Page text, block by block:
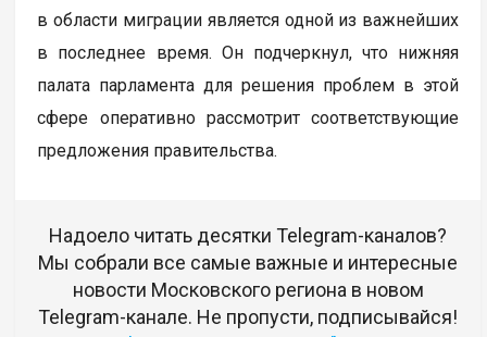
в области миграции является одной из важнейших
в последнее время. Он подчеркнул, что нижняя
палата парламента для решения проблем в этой
сфере оперативно рассмотрит соответствующие
предложения правительства.
Надоело читать десятки Telegram-каналов?
Мы собрали все самые важные и интересные
новости Московского региона в новом
Telegram-канале. Не пропусти, подписывайся!